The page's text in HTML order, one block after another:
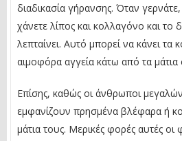
διαδικασία γήρανσης. Όταν
χάνετε λίπος και κολλαγόνο και το
λεπταίνει. Αυτό μπορεί να κάνει τα
αιμοφόρα αγγεία κάτω από τα
Επίσης, καθώς οι άνθρωποι
εμφανίζουν πρησμένα βλέφαρα ή
μάτια τους. Μερικές φορές αυτές οι